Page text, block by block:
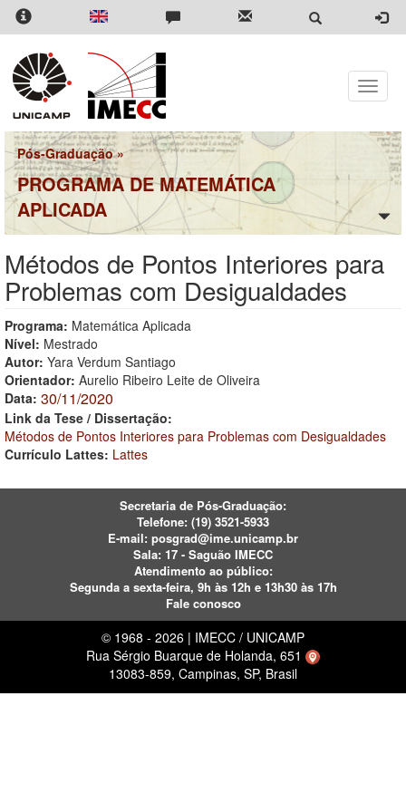
Pular
para
conteúdo
principal
Toggle
Pós-Graduação»
PROGRAMA DE MATEMÁTICA
APLICADA
Métodos de Pontos Interiores para
Problemas com Desigualdades
Programa: Matemática Aplicada
Nível: Mestrado
Autor: Yara Verdum Santiago
Orientador: Aurelio Ribeiro Leite de Oliveira
Data: 30/11/2020
Link da Tese / Dissertação:
Métodos de Pontos Interiores para Problemas com Desigualdades
Currículo Lattes: Lattes
Secretaria de Pós-Graduação:
Telefone: (19) 3521-5933
E-mail: posgrad@ime.unicamp.br
Sala: 17 - Saguão IMECC
Atendimento ao público:
Segunda a sexta-feira, 9h às 12h e 13h30 às 17h
Fale conosco
© 1968 - 2026 | IMECC / UNICAMP
Rua Sérgio Buarque de Holanda, 651
13083-859, Campinas, SP, Brasil